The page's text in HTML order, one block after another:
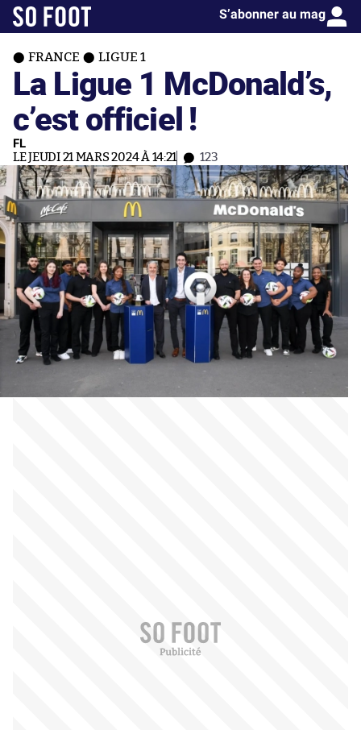
S’abonner au mag
FRANCE LIGUE 1
La Ligue 1 McDonald’s,
c’est officiel !
FL
LE JEUDI 21 MARS 2024 À 14:21 123